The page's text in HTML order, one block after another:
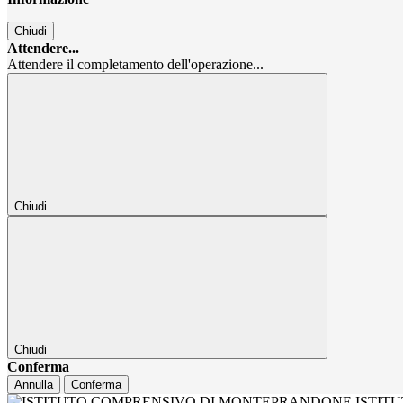
Chiudi
Attendere...
Attendere il completamento dell'operazione...
Chiudi
Chiudi
Conferma
Annulla Conferma